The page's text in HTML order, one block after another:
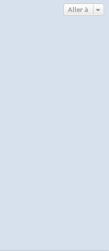
Aller à